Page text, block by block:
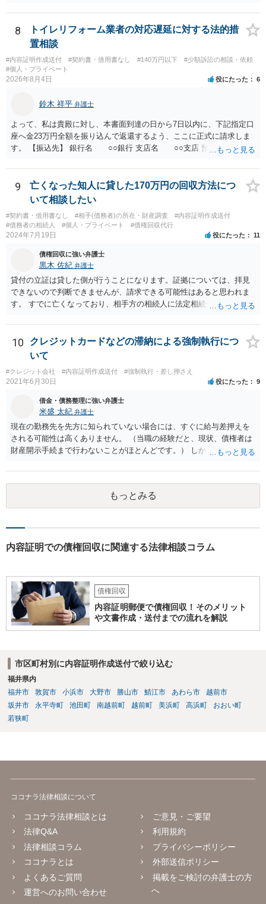
8
トイレリフォーム業者の対応遅延に対する法的措
置相談
#内容証明作成送付 #契約書・借用書なし #140万円以下
#少額訴訟の相談・依頼
#個人・プライベート
2026年8月4日 役にたった 6
鈴木 祥平 弁護士
よって、私は貴殿に対し、本書面到達の日から7日以内に、下記指定口
座へ金23万円全額を振り込んで返還するよう、ここに正式に請求しま
す。 【振込先】 銀行名 ○○銀行 支店名 ○○支店 預金種別 普通
されない場合には、貴殿には任意に返金する意思がないものと判断
し、やむを得ず、返還金23万円及びこれに対する遅延損害金の支払い
を求める民事訴訟、支払督促その他必要な法的手続を直ちに講じま
す。 その際には、訴訟に要する費用その他法令上認められる金員につ
いても併せて請求する予定ですので、あらかじめ申し添えます。 本件
は、貴殿自らが契約を解約したことによって生じた返還義務の履行を
の内部事情は、私に対する返還義務の発生や履行時期には何ら影響を
及ぼすものではありません。 これ以上、本件の解決を不必要に遅延さ
せることなく、誠意をもって速やかに返金手続を履行されるよう、強
く求めます。 以上
9
亡くなった知人に貸した170万円の回収方法につ
いて相談したい
#契約書・借用書なし #相手(債務者)の所在・財産調査
#内容証明作成送付
#債務者の相続人
#個人・プライベート #債権回収代行
2024年7月19日 役にたった 11
債権回収に強い弁護士
黒木 佐紀 弁護士
貸付の立証は貸した側が行うことになります。証拠については、拝見
できないので判断できませんが、請求できる可能性はあると思われま
す。 すでに亡くなっており、相手方の相続人に法定相続分に応じて請
が難しくなります。 お早めに相続人に請求していくか、それが難しい
場合は、弁護士に相談されるのがよろしいかと思います。
10
クレジットカードなどの滞納による強制執行につ
いて
#クレジット会社 #内容証明作成送付 #強制執行・差し押さえ
2021年6月30日 役にたった 9
借金・債務整理に強い弁護士
米盛 太紀 弁護士
現在の勤務先を先方に知られていない場合には、すぐに給与差押えを
される可能性は高くありません。 （当職の経験だと、現状、債権者は
財産開示手続まで行わないことがほとんどです。） しかしながら、一
況です。 そのため、分割払いが困難ということであれば破産や個人再
生も検討した方が良いと思います。 もっとも、無視をし続けたとして
も、刑事罰に問われることはありませんので、その点はご安心くださ
い。 どのような手続きを行うかは、相談者様の現在の生活状況等によ
もっとみる
内容証明での債権回収に関連する法律相談コラム
債権回収
内容証明郵便で債権回収！そのメリット
や文書作成・送付までの流れを解説
市区町村別に内容証明作成送付で絞り込む
福井県内
福井市
敦賀市 小浜市 大野市 勝山市 鯖江市 あわら市
越前市
坂井市
永平寺町 池田町 南越前町 越前町 美浜町 高浜町
おおい町
若狭町
ココナラ法律相談について
ココナラ法律相談とは
法律Q&A
法律相談コラム
ココナラとは
よくあるご質問
運営へのお問い合わせ
ご意見・ご要望
利用規約
プライバシーポリシー
外部送信ポリシー
掲載をご検討の弁護士の方
へ